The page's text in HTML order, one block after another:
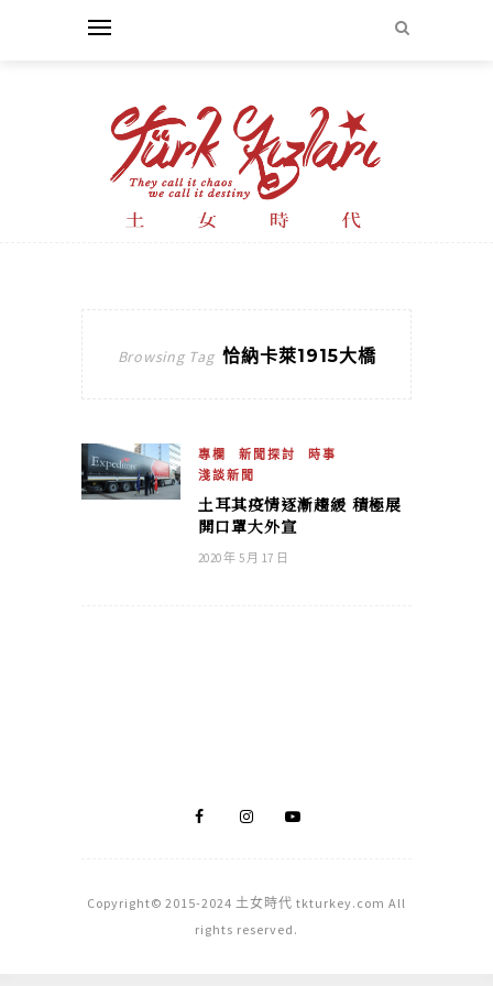
Browsing Tag 恰納卡萊1915大橋
專欄 新聞探討
時事
淺談新聞
土耳其疫情逐漸趨緩 積極展
開口罩大外宣
2020 年 5 月 17 日
Copyright© 2015-2024 土女時代 tkturkey.com All
rights reserved.